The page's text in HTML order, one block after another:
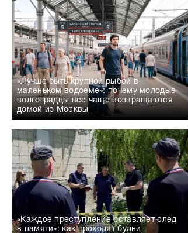
«Лучше быть крупной рыбой в
маленьком водоеме»: почему молодые
волгоградцы все чаще возвращаются
домой из Москвы
«Каждое преступление оставляет след
в памяти»: как проходят будни
известного следователя Владимира
Сурова
ФЕДЕРАЛЬНЫЕ НОВОСТИ